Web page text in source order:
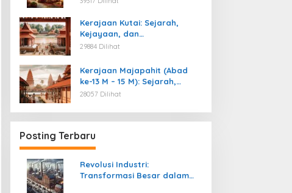
Kerajaan Kutai: Sejarah,
Kejayaan, dan
Peninggalannya (Abad ke-4
29884 Dilihat
Kerajaan Majapahit (Abad
ke-13 M – 15 M): Sejarah,
Kejayaan, dan
28057 Dilihat
Posting Terbaru
Revolusi Industri:
Transformasi Besar dalam